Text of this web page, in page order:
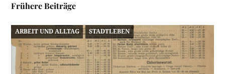
Frühere Beiträge
ARBEIT UND ALLTAG STADTLEBEN